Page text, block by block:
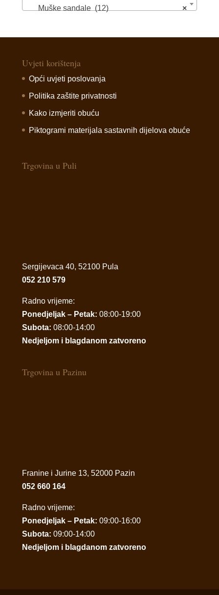
×
Muške sandale (12)
Uvjeti korištenja
Opći uvjeti poslovanja
Politika zaštite privatnosti
Kako izmjeriti obuću
Piktogrami materijala sastavnih dijelova obuće
Trgovina u Puli
Sergijevaca 40, 52100 Pula
052 210 579
Radno vrijeme:
Ponedjeljak – Petak: 08:00-19:00
Subota: 08:00-14:00
Nedjeljom i blagdanom zatvoreno
Trgovina u Pazinu
Franine i Jurine 13, 52000 Pazin
052 660 164
Radno vrijeme:
Ponedjeljak – Petak: 09:00-16:00
Subota: 09:00-14:00
Nedjeljom i blagdanom zatvoreno